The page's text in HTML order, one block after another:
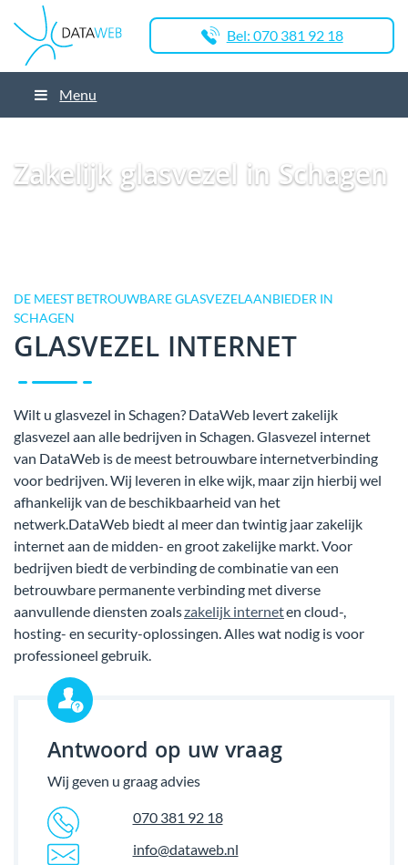
Bel: 070 381 92 18
Menu
Zakelijk glasvezel in Schagen
DE MEEST BETROUWBARE GLASVEZELAANBIEDER IN
SCHAGEN
GLASVEZEL INTERNET
Wilt u glasvezel in Schagen? DataWeb levert zakelijk
glasvezel aan alle bedrijven in Schagen. Glasvezel internet
van DataWeb is de meest betrouwbare internetverbinding
voor bedrijven. Wij leveren in elke wijk, maar zijn hierbij wel
afhankelijk van de beschikbaarheid van het
netwerk.DataWeb biedt al meer dan twintig jaar zakelijk
internet aan de midden- en groot zakelijke markt. Voor
bedrijven biedt de verbinding de combinatie van een
betrouwbare permanente verbinding met diverse
aanvullende diensten zoalszakelijk interneten cloud-,
hosting- en security-oplossingen. Alles wat nodig is voor
professioneel gebruik.
Antwoord op uw vraag
Wij geven u graag advies
070 381 92 18
info@dataweb.nl